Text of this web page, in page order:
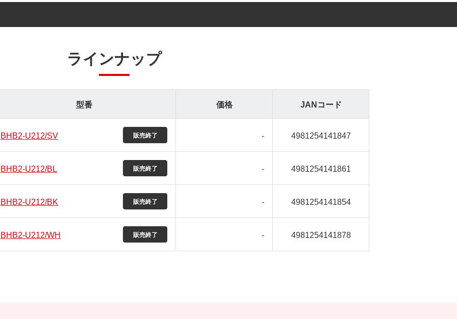
ラインナップ
型番 価格 JANコード
BHB2-U212/SV - 4981254141847
BHB2-U212/BL - 4981254141861
BHB2-U212/BK - 4981254141854
BHB2-U212/WH - 4981254141878